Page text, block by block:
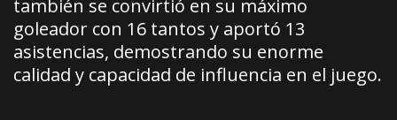
también se convirtió en su máximo
goleador con 16 tantos y aportó 13
asistencias, demostrando su enorme
calidad y capacidad de influencia en el juego.